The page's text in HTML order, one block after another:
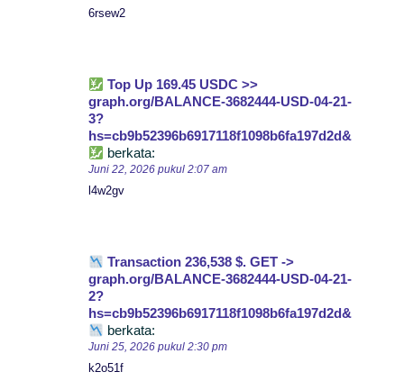
6rsew2
Top Up 169.45 USDC >>
graph.org/BALANCE-3682444-USD-04-21-
3?
hs=cb9b52396b6917118f1098b6fa197d2d&
berkata:
Juni 22, 2026 pukul 2:07 am
l4w2gv
Transaction 236,538 $. GET ->
graph.org/BALANCE-3682444-USD-04-21-
2?
hs=cb9b52396b6917118f1098b6fa197d2d&
berkata:
Juni 25, 2026 pukul 2:30 pm
k2o51f